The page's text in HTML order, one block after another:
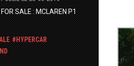
FOR SALE : MCLAREN P1
HYPERCAR